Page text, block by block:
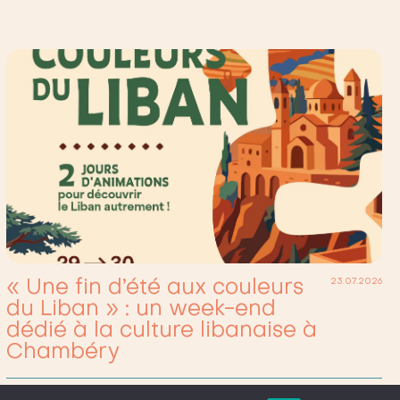
« Une fin d’été aux couleurs
du Liban » : un week-end
dédié à la culture libanaise à
Chambéry
23.07.2026